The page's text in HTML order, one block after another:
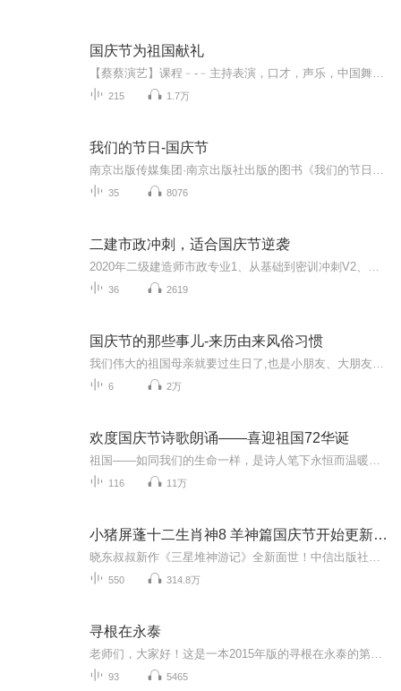
国庆节为祖国献礼
215 1.7万
我们的节日-国庆节
35 8076
二建市政冲刺，适合国庆节逆袭
36 2619
国庆节的那些事儿-来历由来风俗习惯
6 2万
欢度国庆节诗歌朗诵——喜迎祖国72华诞
116 11万
小猪屏蓬十二生肖神8 羊神篇国庆节开始更新啦！
550 314.8万
寻根在永泰
93 5465